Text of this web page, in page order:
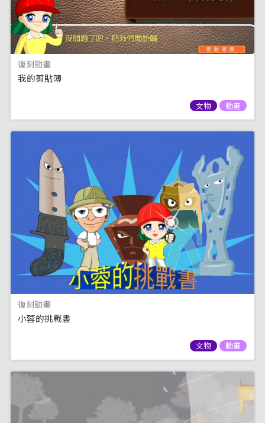
復刻動畫
我的剪貼簿
文物 動畫
復刻動畫
小蓉的挑戰書
文物 動畫